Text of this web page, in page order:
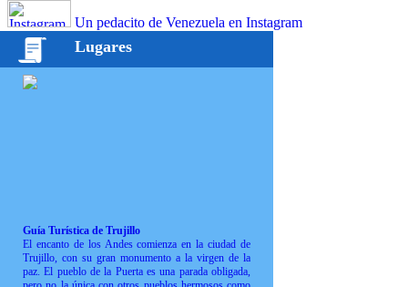
Un pedacito de Venezuela en Instagram
Lugares
Guía Turística de Trujillo
El encanto de los Andes comienza en la ciudad de
Trujillo, con su gran monumento a la virgen de la
paz. El pueblo de la Puerta es una parada obligada,